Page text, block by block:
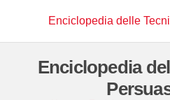
Enciclopedia delle
Enciclopedia